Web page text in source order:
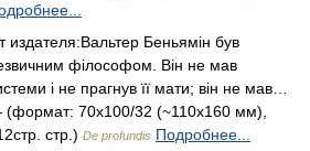
издателя:Вальтер Беньямін був
філософом. Він не мав
і не прагнув її мати; він не мав…
70х100/32 (~110х160 мм),
стр.) De profundis Подробнее...